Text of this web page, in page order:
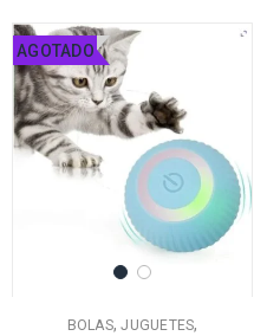
AGOTADO
BOLAS,JUGUETES,